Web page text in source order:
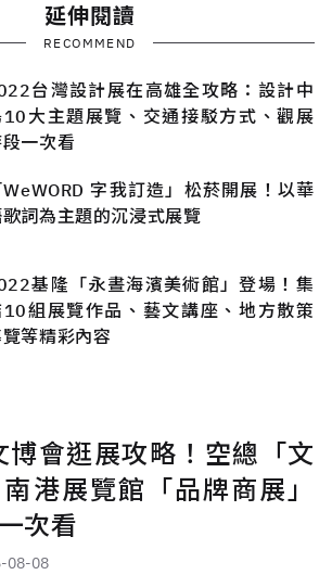
延伸閱讀
RECOMMEND
台灣設計展在高雄全攻略：設計中
10大主題展覽、交通接駁方式、觀展
一次看
WeWORD 字我訂造」松菸開展！以華
歌詞為主題的沉浸式展覽
基隆「永晝海濱美術館」登場！集
10組展覽作品、藝文講座、地方散策
等精彩內容
會逛展攻略！空總「文
港展覽館「品牌商展」
次看
08-08